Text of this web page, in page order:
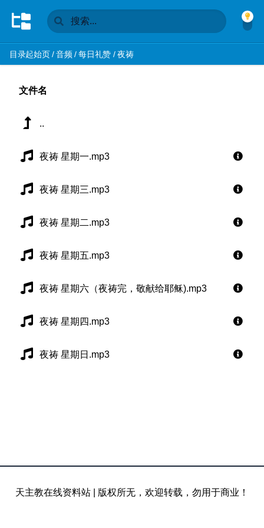
目录起始页/音频/每日礼赞 /夜祷
文件名
..
夜祷 星期一.mp3
夜祷 星期三.mp3
夜祷 星期二.mp3
夜祷 星期五.mp3
夜祷 星期六（夜祷完，敬献给耶稣).mp3
夜祷 星期四.mp3
夜祷 星期日.mp3
天主教在线资料站 版权所无，欢迎转载，勿用于商业！